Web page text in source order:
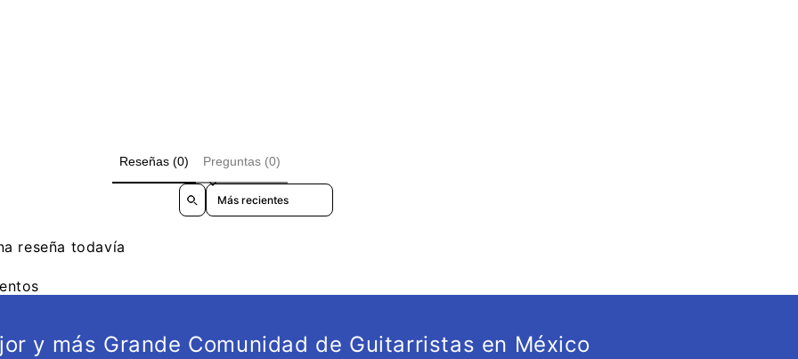
Reseñas (0) Preguntas (0)
Sort reviews by
reseña todavía
y más Grande Comunidad de Guitarristas en México